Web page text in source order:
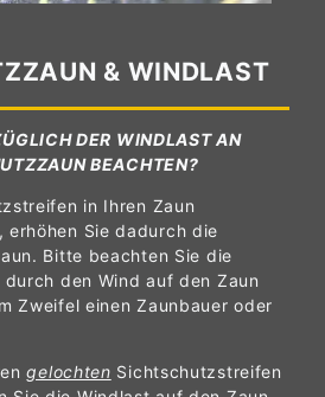
& WINDLAST
DER WINDLAST AN
BEACHTEN?
in Ihren Zaun
erhöhen Sie dadurch die
Bitte beachten Sie die
den Wind auf den Zaun
Zweifel einen Zaunbauer oder
gelochten Sichtschutzstreifen